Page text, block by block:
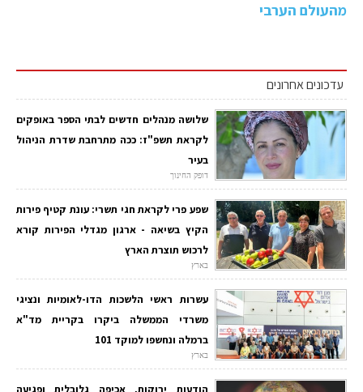
מהעולם הערבי
עדכונים אחרונים
שלושה מנהלים חדשים לבתי הספר באופקים
לקראת תשפ"ז: ככה מתרחבת שדרת הניהול
בעיר
דופק החינוך
שפע פרי לקראת חגי תשרי: עונת קטיף פירות
הקיץ בשיאה - ארגון מגדלי הפירות קורא
לרכוש תוצרת הארץ
בארץ
עשרות ראשי הלשכות הדו-לאומיות ונציגי
משרדי הממשלה ביקרו בקריית מד"א
ברמלה ונחשפו למוקד 101
בארץ
הודעות ירוקות, אכיפה גלובלית ופגיעה